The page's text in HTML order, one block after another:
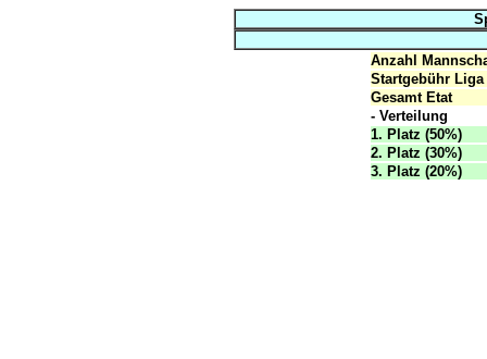
Anzahl
Startgebühr Liga
Gesamt Etat
- Verteilung
1. Platz (50%)
2. Platz (30%)
3. Platz (20%)